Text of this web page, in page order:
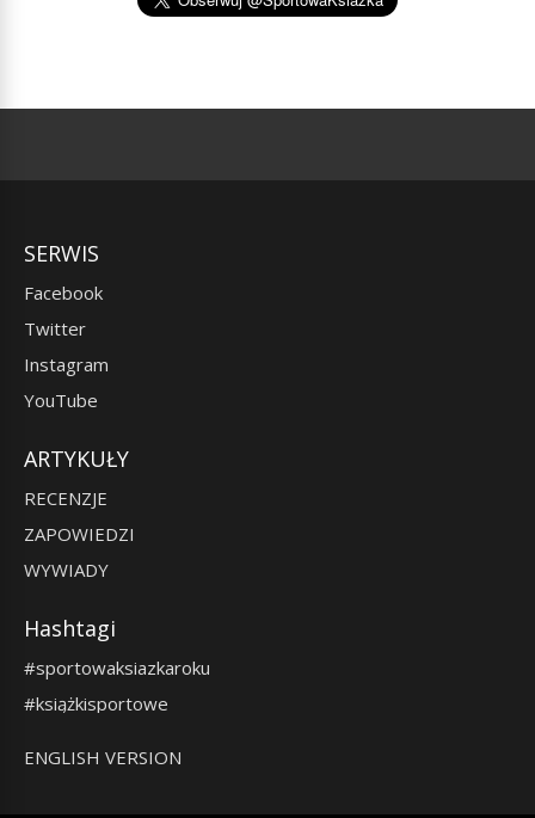
SERWIS
Facebook
Twitter
Instagram
YouTube
ARTYKUŁY
RECENZJE
ZAPOWIEDZI
WYWIADY
Hashtagi
#sportowaksiazkaroku
#książkisportowe
ENGLISH VERSION